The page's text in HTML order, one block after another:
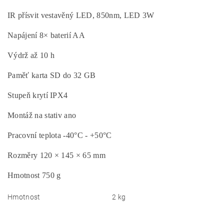
IR přísvit vestavěný LED, 850nm, LED 3W
Napájení 8× baterií AA
Výdrž až 10 h
Paměť karta SD do 32 GB
Stupeň krytí IPX4
Montáž na stativ ano
Pracovní teplota -40°C - +50°C
Rozměry 120 × 145 × 65 mm
Hmotnost 750 g
Hmotnost 2 kg